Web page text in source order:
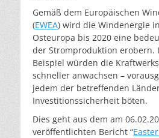
Gemäß dem Europäischen
(EWEA) wird die Windenergie
Osteuropa bis 2020 eine
der Stromproduktion erobern.
Beispiel würden die
schneller anwachsen –
jedem der betreffenden
Investitionssicherheit böten.
Dies geht aus dem am
veröffentlichten Bericht “